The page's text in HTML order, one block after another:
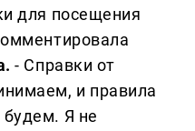
для посещения
- Справки от
и правила
Я не